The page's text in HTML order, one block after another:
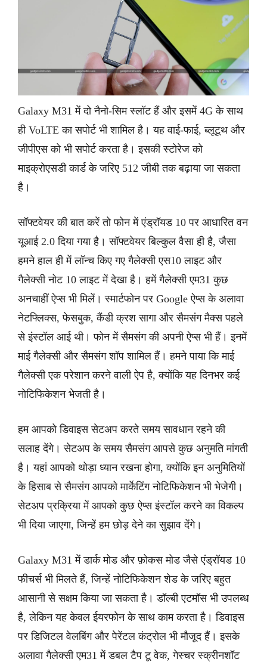
Galaxy M31 में दो नैनो-सिम स्लॉट हैं और इसमें 4G के साथ
ही VoLTE का सपोर्ट भी शामिल है। यह वाई-फाई, ब्लूटूथ और
जीपीएस को भी सपोर्ट करता है। इसकी स्टोरेज को
माइक्रोएसडी कार्ड के जरिए 512 जीबी तक बढ़ाया जा सकता
है।
सॉफ्टवेयर की बात करें तो फोन में एंड्रॉयड 10 पर आधारित वन
यूआई 2.0 दिया गया है। सॉफ्टवेयर बिल्कुल वैसा ही है, जैसा
हमने हाल ही में लॉन्च किए गए गैलेक्सी एस10 लाइट और
गैलेक्सी नोट 10 लाइट में देखा है। हमें गैलेक्सी एम31 कुछ
अनचाहीं ऐप्स भी मिलें। स्मार्टफोन पर Google ऐप्स के अलावा
नेटफ्लिक्स, फेसबुक, कैंडी क्रश सागा और सैमसंग मैक्स पहले
से इंस्टॉल आई थी। फोन में सैमसंग की अपनी ऐप्स भी हैं। इनमें
माई गैलेक्सी और सैमसंग शॉप शामिल हैं। हमने पाया कि माई
गैलेक्सी एक परेशान करने वाली ऐप है, क्योंकि यह दिनभर कई
नोटिफिकेशन भेजती है।
हम आपको डिवाइस सेटअप करते समय सावधान रहने की
सलाह देंगे। सेटअप के समय सैमसंग आपसे कुछ अनुमति मांगती
है। यहां आपको थोड़ा ध्यान रखना होगा, क्योंकि इन अनुमितियों
के हिसाब से सैमसंग आपको मार्केटिंग नोटिफिकेशन भी भेजेगी।
सेटअप प्रक्रिया में आपको कुछ ऐप्स इंस्टॉल करने का विकल्प
भी दिया जाएगा, जिन्हें हम छोड़ देने का सुझाव देंगे।
Galaxy M31 में डार्क मोड और फ़ोकस मोड जैसे एंड्रॉयड 10
फीचर्स भी मिलते हैं, जिन्हें नोटिफिकेशन शेड के जरिए बहुत
आसानी से सक्षम किया जा सकता है। डॉल्बी एटमॉस भी उपलब्ध
है, लेकिन यह केवल ईयरफोन के साथ काम करता है। डिवाइस
पर डिजिटल वेलबिंग और पेरेंटल कंट्रोल भी मौजूद हैं। इसके
अलावा गैलेक्सी एम31 में डबल टैप टू वेक, गेस्चर स्क्रीनशॉट